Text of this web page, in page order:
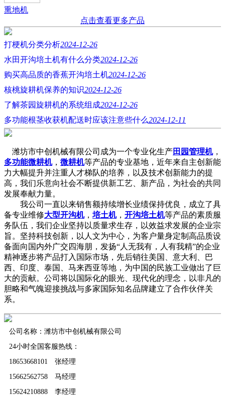
熏地机
点击查看更多产品
打梗机分类分析2024-12-26
水田开沟培土机有什么分类2024-12-26
购买高品质的香蕉开沟培土机2024-12-26
核桃旋耕机保养的知识2024-12-26
了解茶园旋耕机的系统组成2024-12-26
多功能根茎收获机配送时应该注意些什么2024-12-11
潍坊市中创机械有限公司成为一个专业化生产田园管理机，
多功能微耕机， 微耕机等产品的专业基地，近年来自主创新能
力大幅提升并注重人才梯队的培养，以及技术创新能力的提
高，我们乐意向社会不断提供新工艺、新产品，为社会的共同
发展奉献力量。
我公司一直以来销售额持续增长业绩保持优良，成立了具
备专业维修大型开沟机， 培土机， 开沟培土机等产品的素质服
务队伍，我们企业坚持以质量求生存，以效益求发展的企业宗
旨。坚持科技创新，以人文为中心，为客户量身定制高品质设
备面向国内外广交四海朋，发扬“人无我有，人有我精”的企业
精神逐步将产品打入国际市场，先后销往美国、意大利、巴
西、印度、泰国、马来西亚等地，为中国的民族工业做出了巨
大的贡献。公司将以国际化的眼光、现代化的理念，以非凡的
胆略和气魄迎接挑战与多家国际知名品牌建立了合作伙伴关
系。
公司名称：潍坊市中创机械有限公司
24小时全国客服热线：
18653668101 张经理
15662562758 马经理
15624210888 李经理